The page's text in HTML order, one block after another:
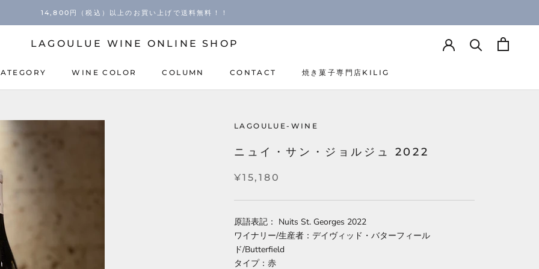
14,800円（税込）以上のお買い上げで送料無料！！
WINE COLOR
COLUMN
CONTACT
焼き菓子専門店KILIG
LAGOULUE WINE ONLINE SHOP
LAGOULUE-WINE
ニュイ・サン・ジョルジュ 2022
¥15,180
原語表記： Nuits St. Georges 2022
ワイナリー/生産者： デイヴィッド・バターフィール
ド/Butterfield
タイプ：赤